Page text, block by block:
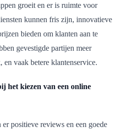
groeit en er is ruimte voor
kunnen fris zijn, innovatieve
bieden om klanten aan te
gevestigde partijen meer
vaak betere klantenservice.
het kiezen van een online
er positieve reviews en een goede